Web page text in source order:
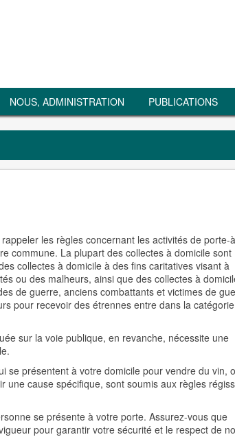
NOUS, ADMINISTRATION PUBLICATIONS
les règles concernant les activités de porte-
commune. La plupart des collectes à domicile sont
collectes à domicile à des fins caritatives visant à
ou des malheurs, ainsi que des collectes à
de guerre, anciens combattants et victimes de
pour recevoir des étrennes entre dans la catégorie
sur la voie publique, en revanche, nécessite une
se présentent à votre domicile pour vendre du vin,
une cause spécifique, sont soumis aux règles
se présente à votre porte. Assurez-vous que
pour garantir votre sécurité et le respect de